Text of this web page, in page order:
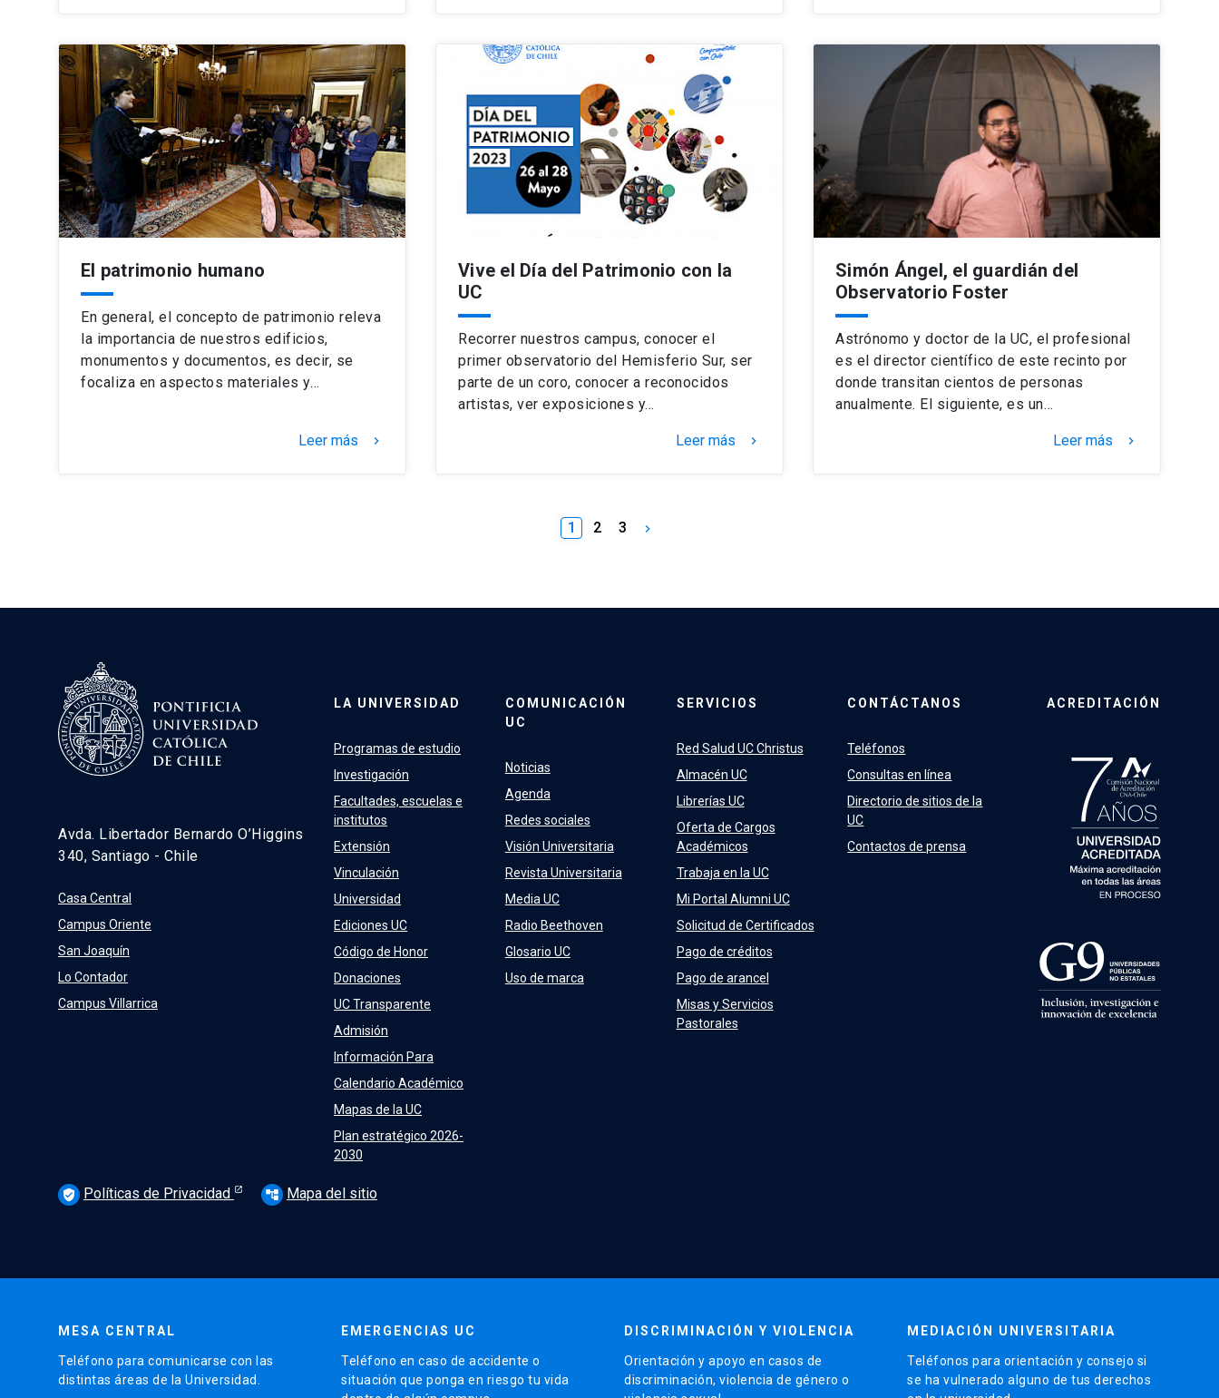
El patrimonio humano
En general, el concepto de patrimonio releva
la importancia de nuestros edificios,
monumentos y documentos, es decir, se
focaliza en aspectos materiales y…
Leer más keyboard_arrow_right
Vive el Día del Patrimonio con la
UC
Recorrer nuestros campus, conocer el
primer observatorio del Hemisferio Sur, ser
parte de un coro, conocer a reconocidos
artistas, ver exposiciones y…
Leer más keyboard_arrow_right
Simón Ángel, el guardián del
Observatorio Foster
Astrónomo y doctor de la UC, el profesional
es el director científico de este recinto por
donde transitan cientos de personas
anualmente. El siguiente, es un…
Leer más keyboard_arrow_right
1 2 3 keyboard_arrow_right
Avda. Libertador Bernardo O’Higgins
340, Santiago - Chile
Casa Central
Campus Oriente
San Joaquín
Lo Contador
Campus Villarrica
LA UNIVERSIDAD
Programas de estudio
Investigación
Facultades, escuelas e
institutos
Extensión
Vinculación
Universidad
Ediciones UC
Código de Honor
Donaciones
UC Transparente
Admisión
Información Para
Calendario Académico
Mapas de la UC
Plan estratégico 2026-
2030
COMUNICACIÓN
UC
Noticias
Agenda
Redes sociales
Visión Universitaria
Revista Universitaria
Media UC
Radio Beethoven
Glosario UC
Uso de marca
SERVICIOS
Red Salud UC Christus
Almacén UC
Librerías UC
Oferta de Cargos
Académicos
Trabaja en la UC
Mi Portal Alumni UC
Solicitud de Certificados
Pago de créditos
Pago de arancel
Misas y Servicios
Pastorales
CONTÁCTANOS
Teléfonos
Consultas en línea
Directorio de sitios de la
UC
Contactos de prensa
ACREDITACIÓN
verified_user Políticas de Privacidad account_tree Mapa del sitio
MESA CENTRAL
Teléfono para comunicarse con las
distintas áreas de la Universidad.
EMERGENCIAS UC
Teléfono en caso de accidente o
situación que ponga en riesgo tu vida
DISCRIMINACIÓN Y VIOLENCIA
Orientación y apoyo en casos de
discriminación, violencia de género o
MEDIACIÓN UNIVERSITARIA
Teléfonos para orientación y consejo si
se ha vulnerado alguno de tus derechos